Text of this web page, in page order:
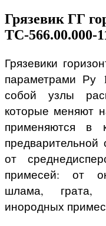
Грязевик ГГ
ТС-566.00.000-
Грязевики
параметрами Ру
собой узлы
которые меняют
применяются в
от
примесей: от
шлама, грата,
инородных